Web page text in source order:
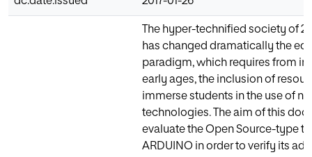
The hyper-technified society of
has changed dramatically the
paradigm, which requires from
early ages, the inclusion of
immerse students in the use of
technologies. The aim of this
evaluate the Open Source-type
ARDUINO in order to verify its